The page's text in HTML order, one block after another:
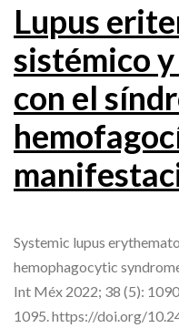
Lupus
sistémico
con el
Systemic lupus
hemophagocytic
Int Méx 2022; 38 (5):
1095. https://doi.org/